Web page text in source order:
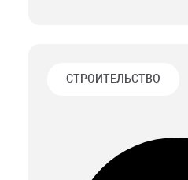
СТРОИТЕЛЬСТВО